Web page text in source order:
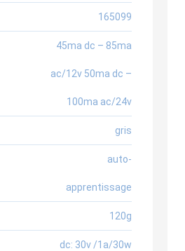
165099
45ma dc – 85ma
ac/12v 50ma dc –
100ma ac/24v
gris
auto-
apprentissage
120g
dc: 30v /1a/30w